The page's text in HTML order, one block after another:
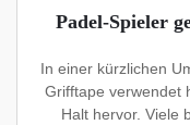
Padel-Spieler
In einer kürzlichen
Grifftape verwendet
Halt hervor. Viele